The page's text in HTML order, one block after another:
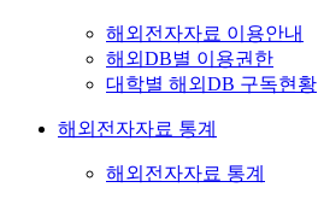
해외전자자료 이용안내
해외DB별 이용권한
대학별 해외DB 구독현황
해외전자자료 통계
해외전자자료 통계